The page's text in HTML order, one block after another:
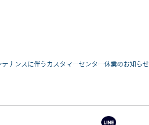
ナンスに伴うカスタマーセンター休業のお知らせ